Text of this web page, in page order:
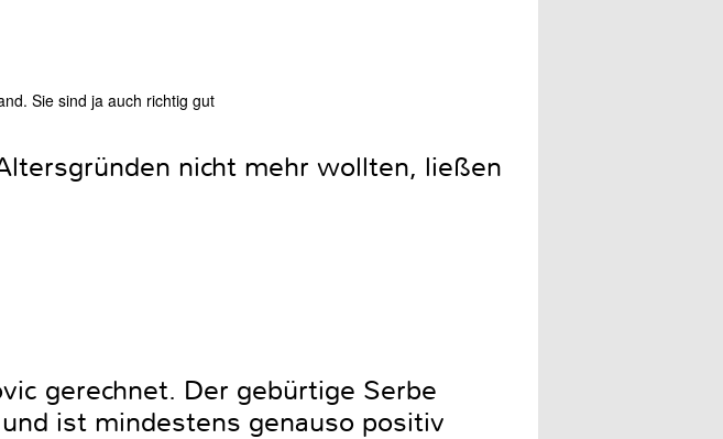
Sie sind ja auch richtig gut
nicht mehr wollten, ließen
gerechnet. Der gebürtige Serbe
ist mindestens genauso positiv